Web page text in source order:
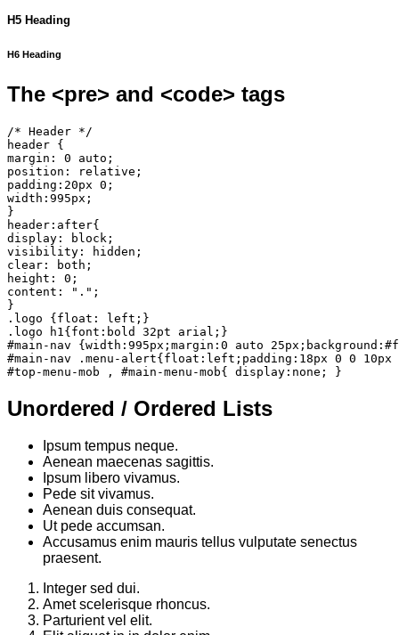
H5 Heading
H6 Heading
The <pre> and <code> tags
/* Header */
header {
margin: 0 auto;
position: relative;
padding:20px 0;
width:995px;
}
header:after{
display: block;
visibility: hidden;
clear: both;
height: 0;
content: ".";
}
.logo {float: left;}
.logo h1{font:bold 32pt arial;}
#main-nav {width:995px;margin:0 auto
#main-nav .menu-alert{float:left;padding:18px 0 0
#top-menu-mob , #main-menu-mob{ display:none; }
Unordered / Ordered Lists
Ipsum tempus neque.
Aenean maecenas sagittis.
Ipsum libero vivamus.
Pede sit vivamus.
Aenean duis consequat.
Ut pede accumsan.
Accusamus enim mauris tellus vulputate senectus
praesent.
Integer sed dui.
Amet scelerisque rhoncus.
Parturient vel elit.